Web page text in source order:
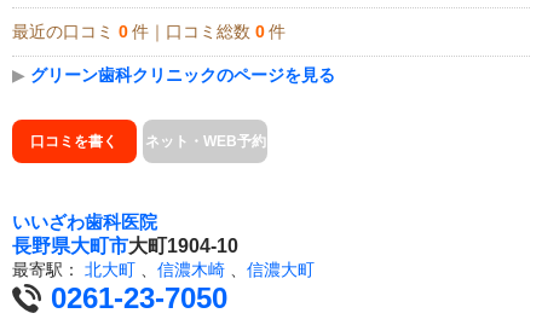
最近の口コミ 0 件｜口コミ総数 0 件
▶ グリーン歯科クリニックのページを見る
口コミを書く ネット・WEB予約
いいざわ歯科医院
長野県大町市大町1904-10
最寄駅： 北大町 、 信濃木崎 、 信濃大町
0261-23-7050